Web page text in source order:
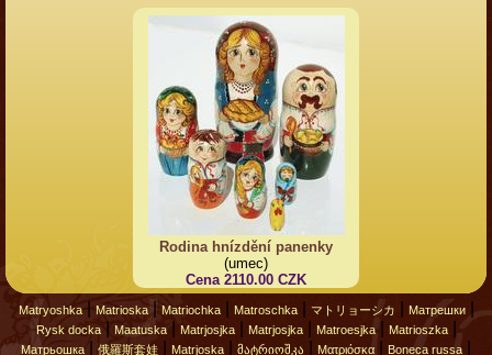
Rodina hnízdění panenky
(umec)
Cena 2110.00 CZK
Matryoshka| Matrioska| Matriochka| Matroschka| マトリョーシカ Матрешки|
Rysk docka| Maatuska| Matrjosjka| Matrjosjka| Matroesjka| Matrioszka|
Матрьошка 俄羅斯套娃 Matrjoska მატრიოშკა Ματριόσκα Boneca russa